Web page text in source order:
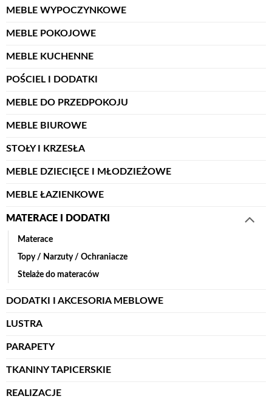
MEBLE WYPOCZYNKOWE
MEBLE POKOJOWE
MEBLE KUCHENNE
POŚCIEL I DODATKI
MEBLE DO PRZEDPOKOJU
MEBLE BIUROWE
STOŁY I KRZESŁA
MEBLE DZIECIĘCE I MŁODZIEŻOWE
MEBLE ŁAZIENKOWE
MATERACE I DODATKI
Materace
Topy / Narzuty / Ochraniacze
Stelaże do materaców
DODATKI I AKCESORIA MEBLOWE
LUSTRA
PARAPETY
TKANINY TAPICERSKIE
REALIZACJE